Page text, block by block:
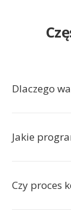
Dlaczego
Jakie
Czy proces